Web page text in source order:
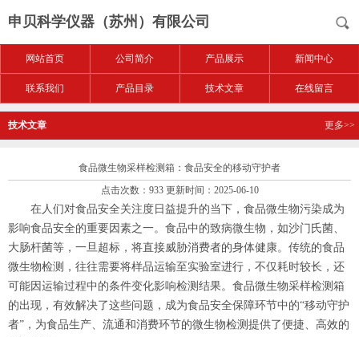
申贝科学仪器（苏州）有限公司
网站首页 公司简介 产品展示 新闻中心
联系我们 产品目录 技术文章 在线留言
技术文章 更多>>
食品微生物采样检测箱：食品安全的移动守护者
点击次数：933 更新时间：2025-06-10
在人们对食品安全关注度日益提升的当下，食品微生物污染成为
影响食品安全的重要因素之一。食品中的致病微生物，如沙门氏菌、
大肠杆菌等，一旦超标，将直接威胁消费者的身体健康。传统的食品
微生物检测，往往需要将样品运输至实验室进行，不仅耗时较长，还
可能因运输过程中的条件变化影响检测结果。食品微生物采样检测箱
的出现，有效解决了这些问题，成为食品安全保障环节中的“移动守护
者”，为食品生产、流通和消费环节的微生物检测提供了便捷、高效的